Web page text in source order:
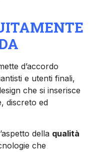
d’accordo
e utenti finali,
che si inserisce
discreto ed
della qualità
che